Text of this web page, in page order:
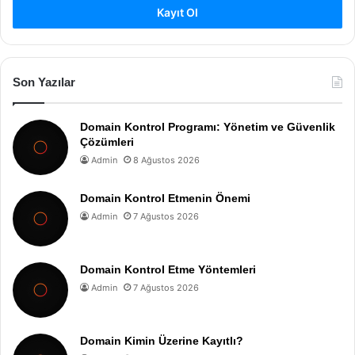
Kayıt Ol
Son Yazılar
Domain Kontrol Programı: Yönetim ve Güvenlik
Çözümleri
Admin 8 Ağustos 2026
Domain Kontrol Etmenin Önemi
Admin 7 Ağustos 2026
Domain Kontrol Etme Yöntemleri
Admin 7 Ağustos 2026
Domain Kimin Üzerine Kayıtlı?